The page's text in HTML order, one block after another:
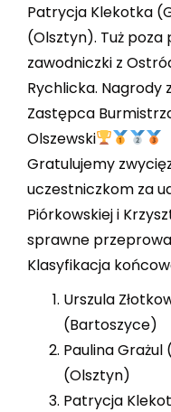
Patrycja Klekotka
(Olsztyn). Tuż poza
zawodniczki z
Rychlicka. Nagrody
Zastępca
Olszewski
Gratulujemy
uczestniczkom za
Piórkowskiej i
sprawne
Klasyfikacja
Urszula
(Bartoszyce)
Paulina
(Olsztyn)
Patrycja